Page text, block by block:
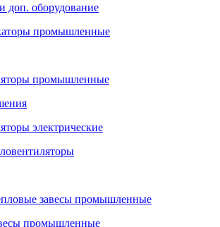
доп. оборудование
промышленные
промышленные
электрические
завесы промышленные
промышленные